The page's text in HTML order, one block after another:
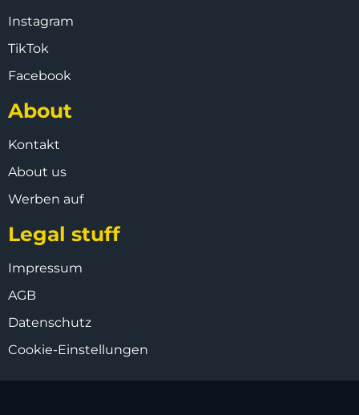
Instagram
TikTok
Facebook
About
Kontakt
About us
Werben auf
Legal stuff
Impressum
AGB
Datenschutz
Cookie-Einstellungen